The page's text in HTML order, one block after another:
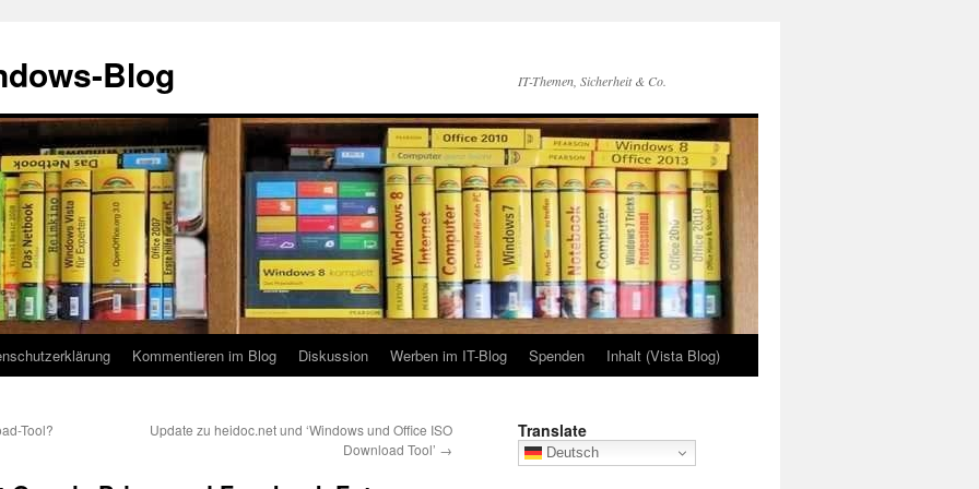
Blog IT-Themen, Sicherheit & Co.
Kommentieren im Blog Diskussion Werben im IT-Blog Spenden Inhalt (Vista Blog)
Tool?
Update zu heidoc.net und ‘Windows und Office ISO
Download Tool’ →
Translate
Deutsch